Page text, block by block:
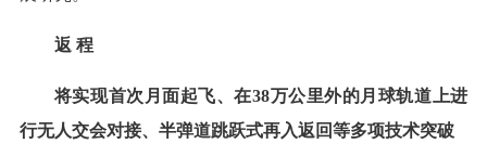
返 程
将实现首次月面起飞、在38万公里外的月球轨道上进
行无人交会对接、半弹道跳跃式再入返回等多项技术突破